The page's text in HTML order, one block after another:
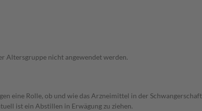
Altersgruppe nicht angewendet werden.
eine Rolle, ob und wie das Arzneimittel in der
ist ein Abstillen in Erwägung zu ziehen.